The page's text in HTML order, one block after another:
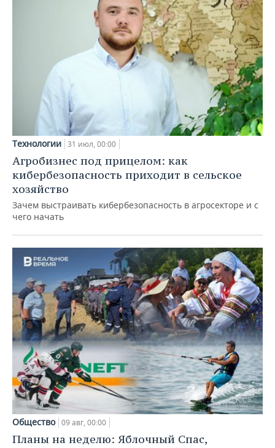
Технологии 31 июл, 00:00
Агробизнес под прицелом: как
кибербезопасность приходит в сельское
хозяйство
Зачем выстраивать кибербезопасность в агросекторе и с
чего начать
Общество 09 авг, 00:00
Планы на неделю: Яблочный Спас,